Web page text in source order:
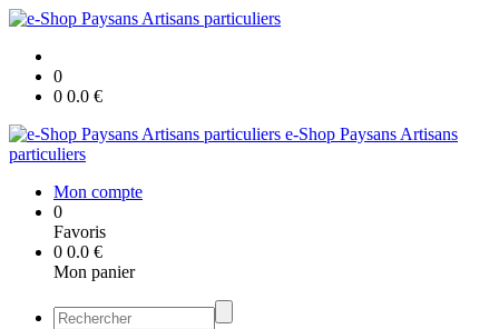
0
0 0.0 €
e-Shop Paysans Artisans
particuliers
Mon compte
0
Favoris
0 0.0 €
Mon panier